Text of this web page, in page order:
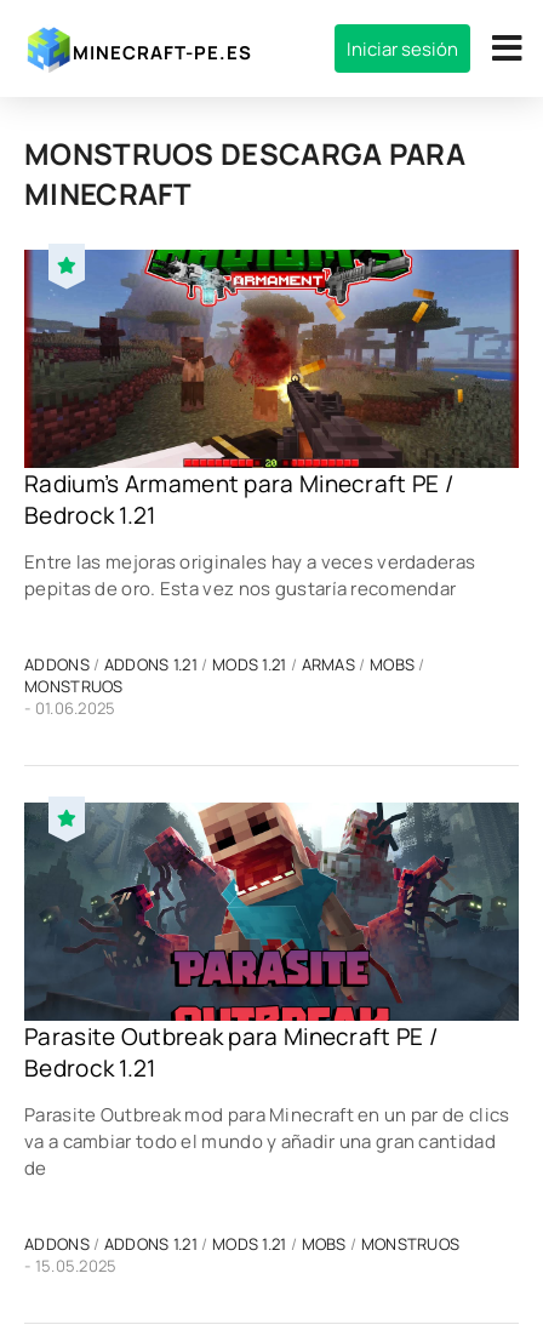
MINECRAFT-PE.ES Iniciar sesión
MONSTRUOS DESCARGA PARA
MINECRAFT
Radium’s Armament para Minecraft PE /
Bedrock 1.21
Entre las mejoras originales hay a veces verdaderas
pepitas de oro. Esta vez nos gustaría recomendar
ADDONS/ ADDONS 1.21 / MODS 1.21 / ARMAS / MOBS /
MONSTRUOS
- 01.06.2025
Parasite Outbreak para Minecraft PE /
Bedrock 1.21
Parasite Outbreak mod para Minecraft en un par de clics
va a cambiar todo el mundo y añadir una gran cantidad
de
ADDONS/ ADDONS 1.21 / MODS 1.21 / MOBS / MONSTRUOS
- 15.05.2025